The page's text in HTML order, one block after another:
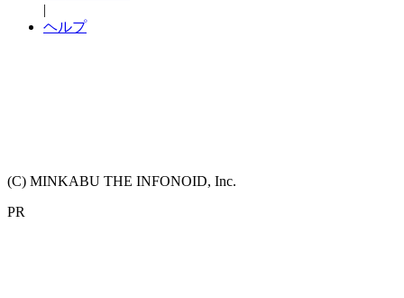
|
ヘルプ
(C) MINKABU THE INFONOID, Inc.
PR